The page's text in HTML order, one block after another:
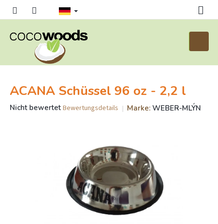
Inhalt
ACANA Schüssel 96 oz - 2,2 l
Die
Nicht bewertet Bewertungsdetails Marke: WEBER-MLÝN